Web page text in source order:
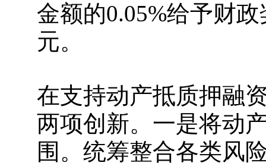
金额的0.05%给予财
元。
在支持动产抵质押融
两项创新。一是将动
围。统筹整合各类风